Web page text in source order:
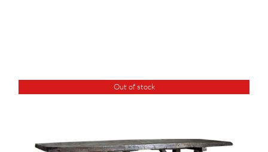
Out of stock